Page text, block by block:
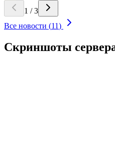
1 /3
Все новости (11)
Скриншоты